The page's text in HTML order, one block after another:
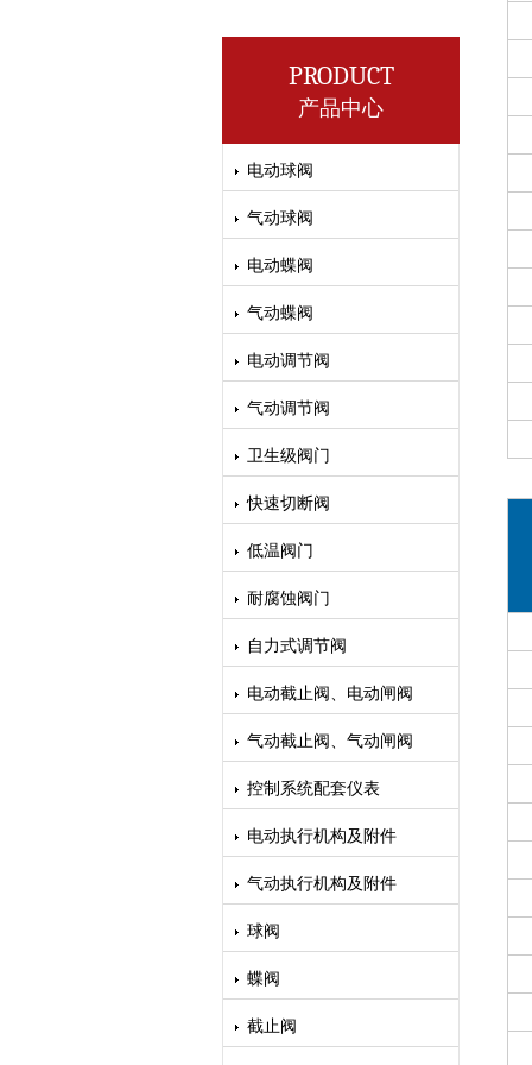
PRODUCT
产品中心
电动球阀
气动球阀
电动蝶阀
气动蝶阀
电动调节阀
气动调节阀
卫生级阀门
快速切断阀
低温阀门
耐腐蚀阀门
自力式调节阀
电动截止阀、电动闸阀
气动截止阀、气动闸阀
控制系统配套仪表
电动执行机构及附件
气动执行机构及附件
球阀
蝶阀
截止阀